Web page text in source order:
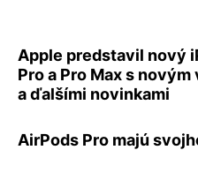
Apple predstavil nový
Pro a Pro Max s
a ďalšími novinkami
AirPods Pro majú